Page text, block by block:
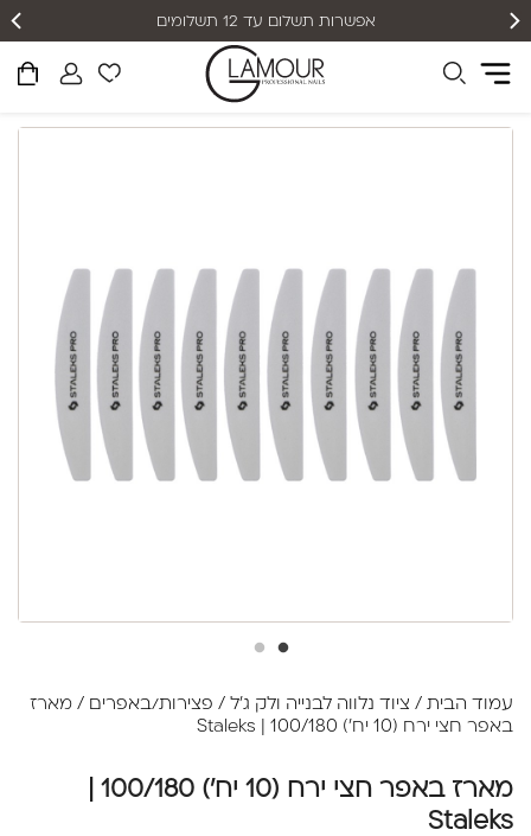
אפשרות תשלום עד 12 תשלומים
עמוד הבית / ציוד נלווה לבנייה ולק ג׳ל / פצירות/באפרים / מארז
באפר חצי ירח (10 יח') 100/180 | Staleks
Staleks